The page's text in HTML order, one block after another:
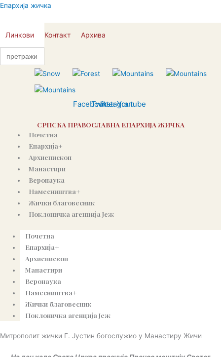
Skip
Епархија жичка
Линкови Контакт Архива
Search
for:
Facebook
Twitter
Instagram
Youtube
СРПСКА ПРАВОСЛАВНА ЕПАРХИЈА ЖИЧКА
Почетна
Епархија+
Архиепископ
Манастири
Веронаука
Намесништва+
Жички благовесник
Поклоничка агенција Јеж
Почетна
Епархија+
Архиепископ
Манастири
Веронаука
Намесништва+
Жички благовесник
Поклоничка агенција Јеж
Митрополит жички Г. Јустин богослужио у Манастиру Жичи